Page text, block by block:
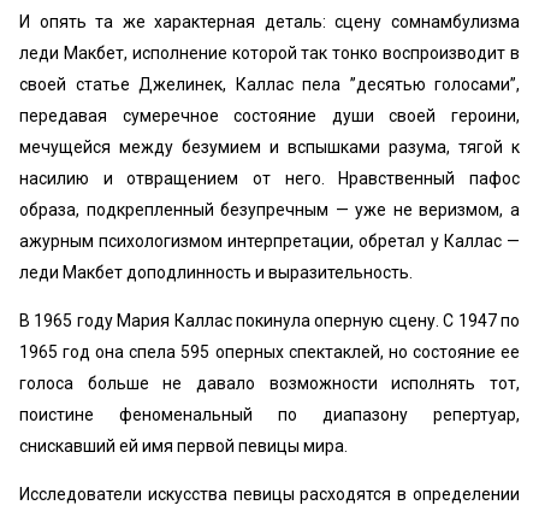
И опять та же характерная деталь: сцену сомнамбулизма
леди Макбет, исполнение которой так тонко воспроизводит в
своей статье Джелинек, Каллас пела ’’десятью голосами”,
передавая сумеречное состояние души своей героини,
мечущейся между безумием и вспышками разума, тягой к
насилию и отвращением от него. Нравственный пафос
образа, подкрепленный безупречным — уже не веризмом, а
ажурным психологизмом интерпретации, обретал у Каллас —
леди Макбет доподлинность и выразительность.
В 1965 году Мария Каллас покинула оперную сцену. С 1947 по
1965 год она спела 595 оперных спектаклей, но состояние ее
голоса больше не давало возможности исполнять тот,
поистине феноменальный по диапазону репертуар,
снискавший ей имя первой певицы мира.
Исследователи искусства певицы расходятся в определении